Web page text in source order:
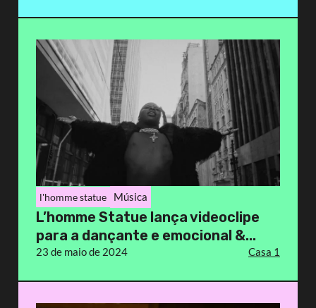
l'homme statue Música
L’homme Statue lança videoclipe
para a dançante e emocional &...
23 de maio de 2024 Casa 1